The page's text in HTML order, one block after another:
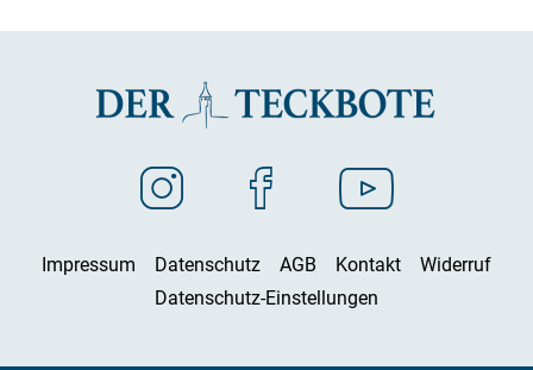
Impressum Datenschutz AGB Kontakt
Widerruf
Datenschutz-Einstellungen